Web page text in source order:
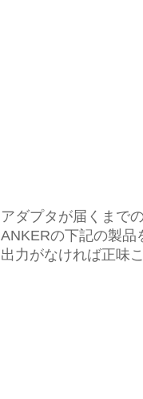
アダプタが届くまで
ANKERの下記の製品
出力がなければ正味